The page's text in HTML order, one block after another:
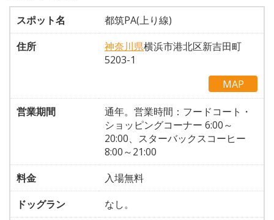
スポット名
都筑PA(上り線)
住所
神奈川県横浜市港北区新吉田町
5203-1
MAP
営業期間
通年。営業時間：フードコート・
ショッピングコーナー 6:00～
20:00、スターバックスコーヒー
8:00～21:00
料金
入場無料
ドッグラン
なし。